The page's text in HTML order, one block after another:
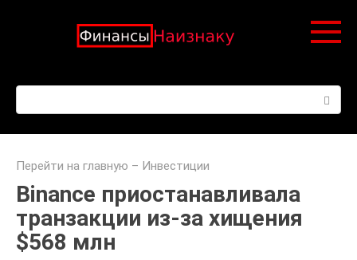
Перейти на главную – Инвестиции
Binance приостанавливала
транзакции из-за хищения
$568 млн